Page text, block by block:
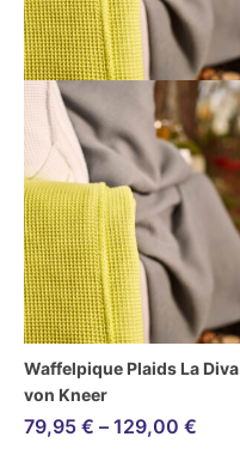
Waffelpique Plaids La Diva
von Kneer
79,95 € – 129,00 €